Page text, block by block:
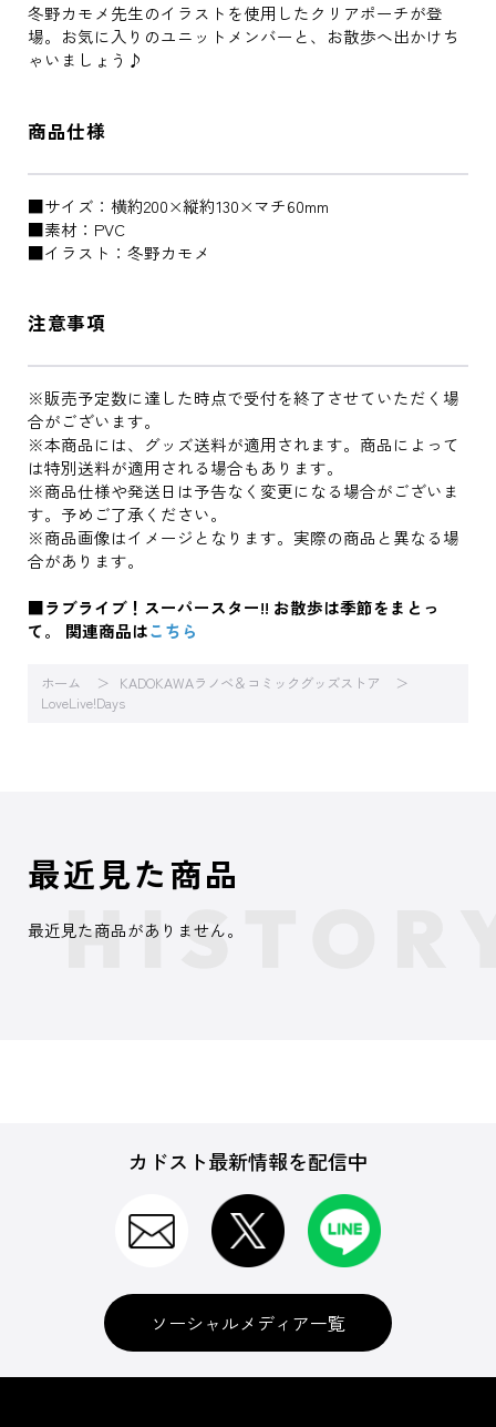
冬野カモメ先生のイラストを使用したクリアポーチが登
場。お気に入りのユニットメンバーと、お散歩へ出かけち
ゃいましょう♪
商品仕様
■サイズ：横約200×縦約130×マチ60mm
■素材：PVC
■イラスト：冬野カモメ
注意事項
※販売予定数に達した時点で受付を終了させていただく場
合がございます。
※本商品には、グッズ送料が適用されます。商品によって
は特別送料が適用される場合もあります。
※商品仕様や発送日は予告なく変更になる場合がございま
す。予めご了承ください。
※商品画像はイメージとなります。実際の商品と異なる場
合があります。
■ラブライブ！スーパースター!! お散歩は季節をまとっ
て。 関連商品はこちら
ホーム
KADOKAWAラノベ＆コミックグッズストア
LoveLive!Days
最近見た商品
最近見た商品がありません。
カドスト最新情報を配信中
ソーシャルメディア一覧